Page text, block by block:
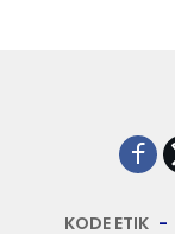
KODE ETIK